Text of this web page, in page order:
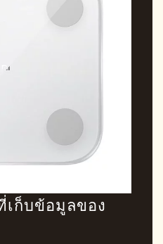
เก็บข้อมูลของ